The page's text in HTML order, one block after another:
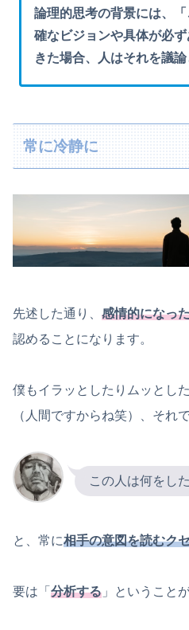
論理的思考の背景には、
確なビジョンや具体が必
きた場合、人はそれを議論
常に冷静に
先述した通り、 感情的になっ
認めることになります。
僕もイラッとしたりムッとし
（人間ですからね笑）、それ
この人は何をし
と、常に相手の意図を読むク
要は「 分析する 」ということ